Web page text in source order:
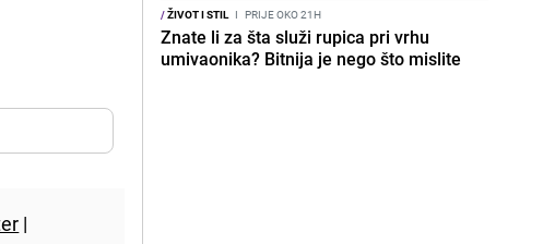
|
/ŽIVOT I STIL I PRIJE OKO 21H
Znate li za šta služi rupica pri vrhu
umivaonika? Bitnija je nego što mislite